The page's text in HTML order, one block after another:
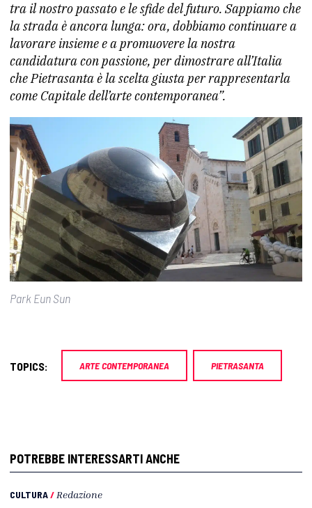
tra il nostro passato e le sfide del futuro. Sappiamo che
la strada è ancora lunga: ora, dobbiamo continuare a
lavorare insieme e a promuovere la nostra
candidatura con passione, per dimostrare all’Italia
che Pietrasanta è la scelta giusta per rappresentarla
come Capitale dell’arte contemporanea”.
Park Eun Sun
TOPICS: ARTE CONTEMPORANEA PIETRASANTA
POTREBBE INTERESSARTI ANCHE
CULTURA/ Redazione